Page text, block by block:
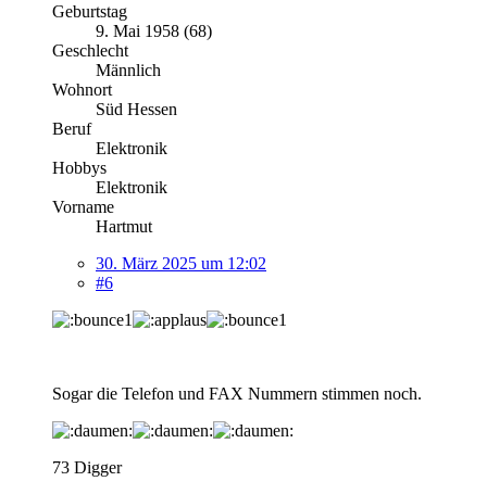
Geburtstag
9. Mai 1958 (68)
Geschlecht
Männlich
Wohnort
Süd Hessen
Beruf
Elektronik
Hobbys
Elektronik
Vorname
Hartmut
30. März 2025 um 12:02
#6
Sogar die Telefon und FAX Nummern stimmen noch.
73 Digger